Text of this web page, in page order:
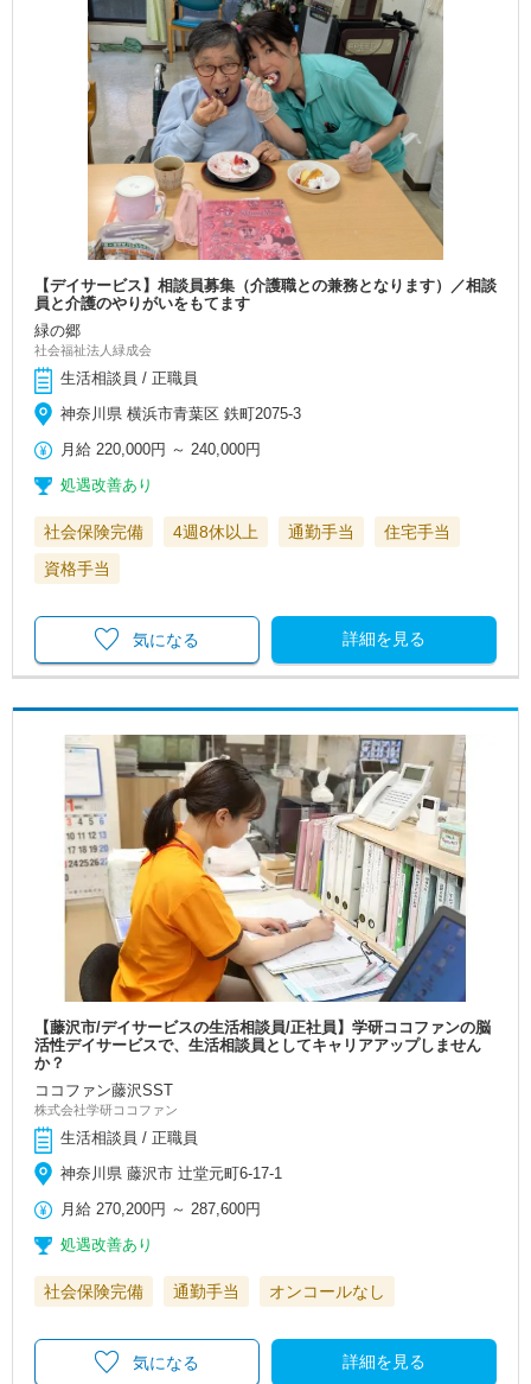
【デイサービス】相談員募集（介護職との兼務となります）／相談
員と介護のやりがいをもてます
緑の郷
社会福祉法人緑成会
生活相談員 / 正職員
神奈川県 横浜市青葉区 鉄町2075-3
月給 220,000円 ～ 240,000円
処遇改善あり
社会保険完備 4週8休以上 通勤手当
住宅手当
資格手当
詳細を見る
気になる
【藤沢市/デイサービスの生活相談員/正社員】学研ココファンの脳
活性デイサービスで、生活相談員としてキャリアアップしません
か？
ココファン藤沢SST
株式会社学研ココファン
生活相談員 / 正職員
神奈川県 藤沢市 辻堂元町6-17-1
月給 270,200円 ～287,600円
処遇改善あり
社会保険完備 通勤手当 オンコールなし
詳細を見る
気になる